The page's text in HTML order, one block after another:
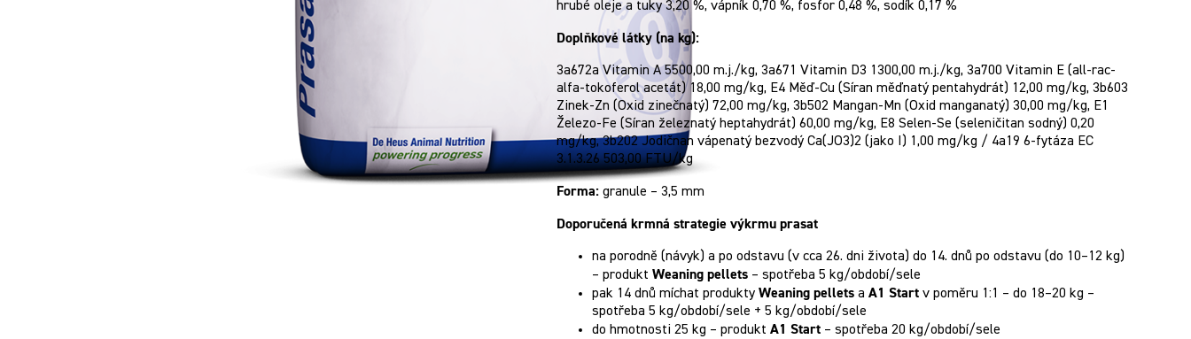
hrubé oleje a tuky 3,20 %, vápník 0,70 %, fosfor 0,48 %, sodík 0,17 %
Doplňkové látky (na kg):
3a672a Vitamin A 5500,00 m.j./kg, 3a671 Vitamin D3 1300,00 m.j./kg, 3a700 Vitamin E (all-rac-
alfa-tokoferol acetát) 18,00 mg/kg, E4 Měď-Cu (Síran měďnatý pentahydrát) 12,00 mg/kg, 3b603
Zinek-Zn (Oxid zinečnatý) 72,00 mg/kg, 3b502 Mangan-Mn (Oxid manganatý) 30,00 mg/kg, E1
Železo-Fe (Síran železnatý heptahydrát) 60,00 mg/kg, E8 Selen-Se (seleničitan sodný) 0,20
mg/kg, 3b202 Jodičnan vápenatý bezvodý Ca(JO3)2 (jako I) 1,00 mg/kg / 4a19 6-fytáza EC
3.1.3.26 503,00 FTU/kg
Forma: granule – 3,5 mm
Doporučená krmná strategie výkrmu prasat
na porodně (návyk) a po odstavu (v cca 26. dni života) do 14. dnů po odstavu (do 10–12 kg)
– produkt Weaning pellets – spotřeba 5 kg/období/sele
pak 14 dnů míchat produkty Weaning pellets a A1 Start v poměru 1:1 – do 18–20 kg –
spotřeba 5 kg/období/sele + 5 kg/období/sele
do hmotnosti 25 kg – produkt A1 Start – spotřeba 20 kg/období/sele